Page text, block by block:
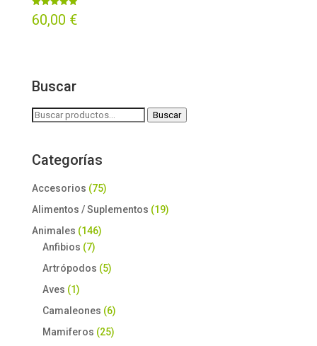
Valorado
con
60,00 €
Buscar
Buscar
Buscar
Categorías
Accesorios (75)
Alimentos / Suplementos (19)
Animales (146)
Anfibios (7)
Artrópodos (5)
Aves (1)
Camaleones (6)
Mamiferos (25)